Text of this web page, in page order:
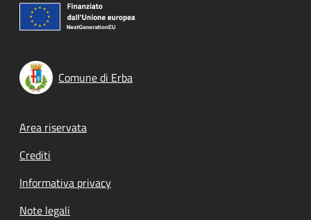
Comune di Erba
Footer menu
Area riservata
Crediti
Informativa privacy
Note legali